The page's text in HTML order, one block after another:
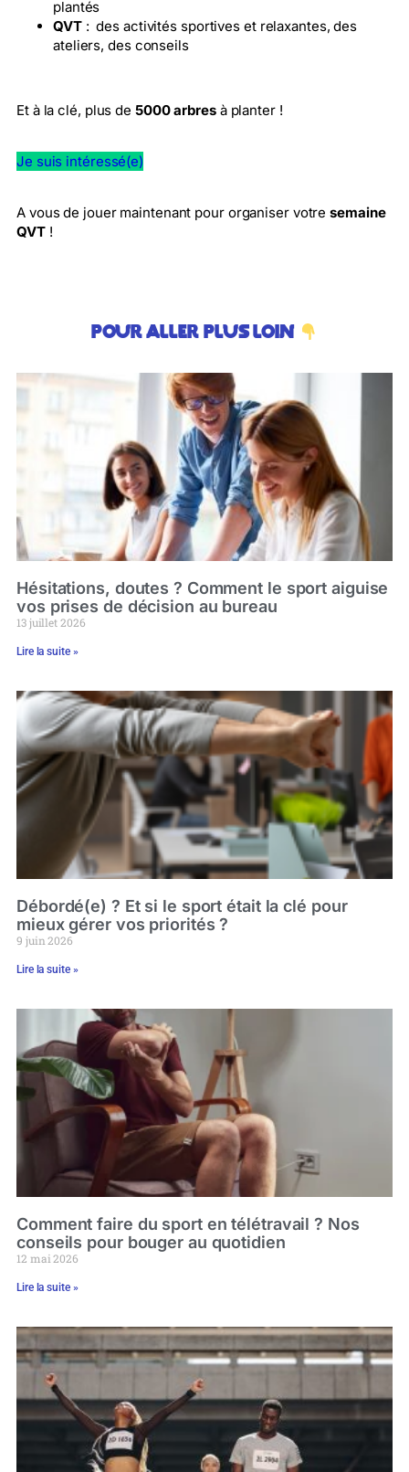
plantés
QVT: des activités sportives et relaxantes, des
ateliers, des conseils
Et à la clé, plus de 5000 arbresà planter !
Je suis intéressé(e)
A vous de jouer maintenant pour organiser votresemaine
QVT!
Pour aller plus loin
Hésitations, doutes ? Comment le sport aiguise
vos prises de décision au bureau
13 juillet 2026
Lire la suite »
Débordé(e) ? Et si le sport était la clé pour
mieux gérer vos priorités ?
9 juin 2026
Lire la suite »
Comment faire du sport en télétravail ? Nos
conseils pour bouger au quotidien
12 mai 2026
Lire la suite »